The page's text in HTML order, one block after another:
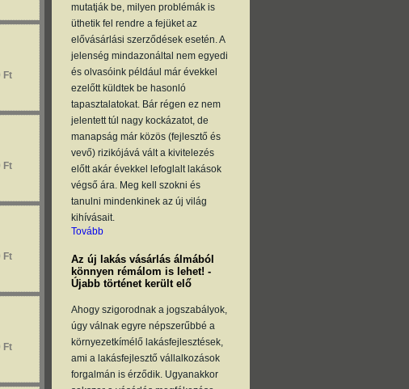
Ft
Ft
Ft
Ft
mutatják be, milyen problémák is
üthetik fel rendre a fejüket az
elővásárlási szerződések esetén. A
jelenség mindazonáltal nem egyedi
és olvasóink például már évekkel
ezelőtt küldtek be hasonló
tapasztalatokat. Bár régen ez nem
jelentett túl nagy kockázatot, de
manapság már közös (fejlesztő és
vevő) rizikójává vált a kivitelezés
előtt akár évekkel lefoglalt lakások
végső ára. Meg kell szokni és
tanulni mindenkinek az új világ
kihívásait.
Tovább
Az új lakás vásárlás álmából
könnyen rémálom is lehet! -
Újabb történet került elő
Ahogy szigorodnak a jogszabályok,
úgy válnak egyre népszerűbbé a
környezetkímélő lakásfejlesztések,
ami a lakásfejlesztő vállalkozások
forgalmán is érződik. Ugyanakkor